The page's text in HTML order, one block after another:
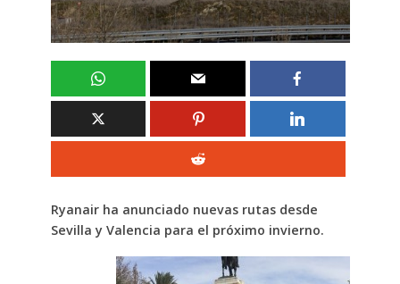
Ryanair ha anunciado nuevas rutas desde
Sevilla y Valencia para el próximo invierno.